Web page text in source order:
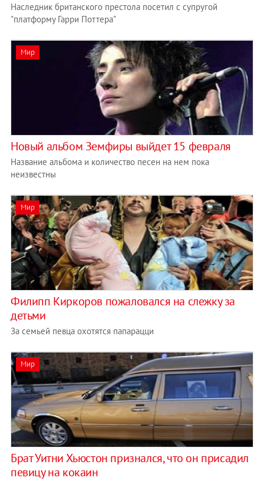
Наследник британского престола посетил c супругой
"платформу Гарри Поттера"
Мир
Новый альбом Земфиры выйдет 15 февраля
Название альбома и количество песен на нем пока
неизвестны
Мир
Филипп Киркоров пожаловался на слежку за
детьми
За семьей певца охотятся папарацци
Мир
Брат Уитни Хьюстон признался, что он присадил
певицу на кокаин